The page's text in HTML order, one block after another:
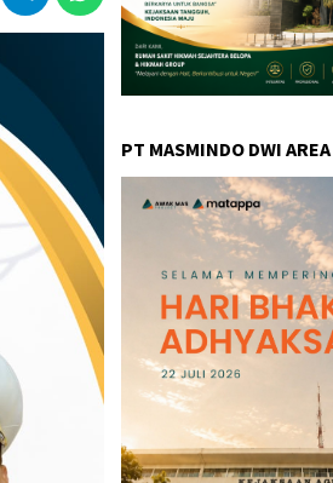
PT MASMINDO DWI AREA